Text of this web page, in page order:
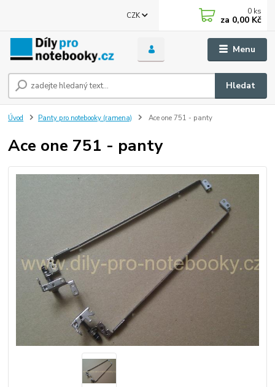
Menu
CZK
Hledat
0 ks
za 0,00 Kč
Úvod Panty pro notebooky (ramena) Ace one 751 - panty
Ace one 751 - panty